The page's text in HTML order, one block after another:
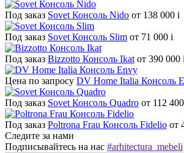
Под заказ Sovet Консоль Nido от 138 000 i
Под заказ Sovet Консоль Slim от 71 000 i
Под заказ Bizzotto Консоль Ikat от 390 000 i
Цена по запросу DV Home Italia Консоль
Под заказ Sovet Консоль Quadro от 112 400
Под заказ Poltrona Frau Консоль Fidelio от
Следите за нами
Подписывайтесь на нас #arhitectura_mebeli